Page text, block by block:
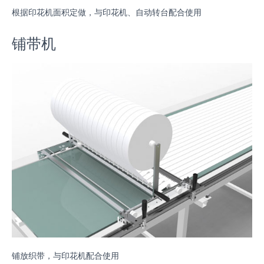
根据印花机面积定做，与印花机、自动转台配合使用
铺带机
铺放织带，与印花机配合使用